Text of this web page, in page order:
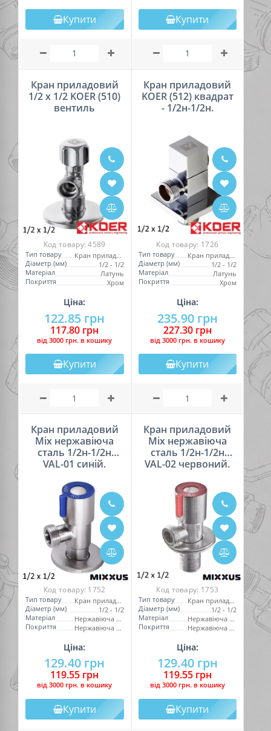
Купити Купити
Кран приладовий
1/2 х 1/2 KOER (510)
вентиль
Код товару:4589
Тип товару
Кран приладовий
Діаметр (мм)
1/2 - 1/2
Матеріал
Латунь
Покриття
Хром
Ціна:
122.85 грн
117.80 грн
вiд 3000 грн. в кошику
Купити
Кран приладовий
KOER (512) квадрат
- 1/2н-1/2н.
Код товару: 1726
Тип товару
Кран приладовий
Діаметр (мм)
1/2 - 1/2
Матеріал
Латунь
Покриття
Хром
Ціна:
235.90 грн
227.30 грн
вiд 3000 грн. в кошику
Купити
Кран приладовий
Mix нержавіюча
сталь 1/2н-1/2н
VAL-01 синій.
Код товару: 1752
Тип товару
Кран приладовий
Діаметр (мм)
1/2 - 1/2
Матеріал
Нержавіюча сталь
Покриття
Нержавіюча сталь
Ціна:
129.40 грн
119.55 грн
вiд 3000 грн. в кошику
Купити
Кран приладовий
Mix нержавіюча
сталь 1/2н-1/2н
VAL-02 червоний.
Код товару: 1753
Тип товару
Кран приладовий
Діаметр (мм)
1/2 - 1/2
Матеріал
Нержавіюча сталь
Покриття
Нержавіюча сталь
Ціна:
129.40 грн
119.55 грн
вiд 3000 грн. в кошику
Купити